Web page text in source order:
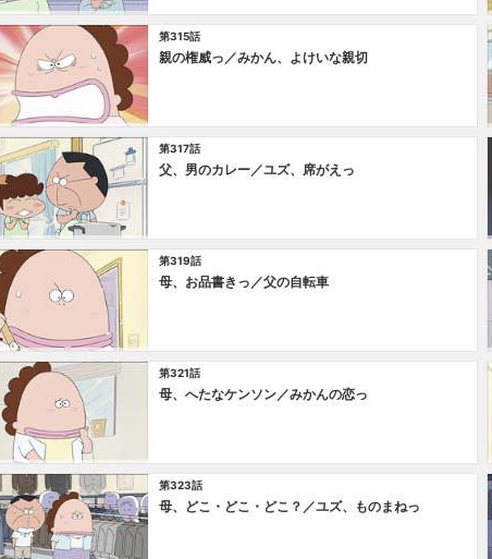
第315話
親の権威っ／みかん、よけいな親切
第317話
父、男のカレー／ユズ、席がえっ
第319話
母、お品書きっ／父の自転車
第321話
母、へたなケンソン／みかんの恋っ
第323話
母、どこ・どこ・どこ？／ユズ、ものまねっ